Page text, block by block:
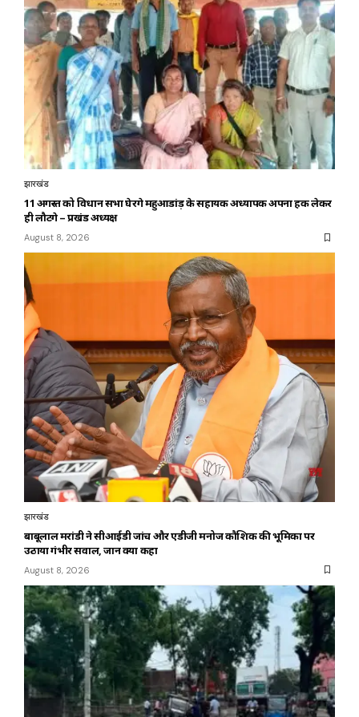
झारखंड
11 अगस्त को विधान सभा घेरेंगे महुआडांड़ के सहायक अध्यापक अपना हक लेकर
ही लौटेंगे – प्रखंड अध्यक्ष
August 8, 2026
झारखंड
बाबूलाल मरांडी ने सीआईडी जांच और एडीजी मनोज कौशिक की भूमिका पर
उठाया गंभीर सवाल, जानें क्या कहा
August 8, 2026